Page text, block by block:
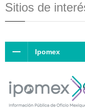
Sitios de
Ipomex